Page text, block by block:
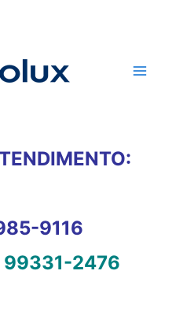
9116
99331-2476